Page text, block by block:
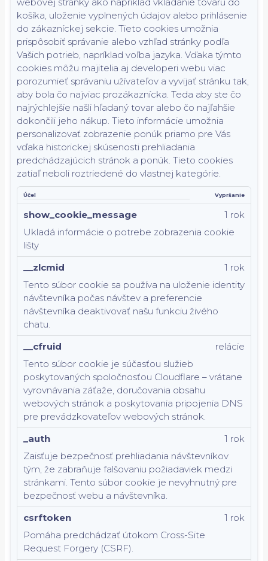
košíka, uloženie vyplnených údajov alebo prihlásenie
do zákazníckej sekcie. Tieto cookies umožnia
prispôsobiť správanie alebo vzhľad stránky podľa
Vašich potrieb, napríklad voľba jazyka. Vďaka týmto
cookies môžu majitelia aj developeri webu viac
porozumieť správaniu užívateľov a vyvijať stránku tak,
aby bola čo najviac prozákaznícka. Teda aby ste čo
najrýchlejšie našli hľadaný tovar alebo čo najľahšie
dokončili jeho nákup. Tieto informácie umožnia
personalizovať zobrazenie ponúk priamo pre Vás
vďaka historickej skúsenosti prehliadania
predchádzajúcich stránok a ponúk. Tieto cookies
zatiaľ neboli roztriedené do vlastnej kategórie.
Účel Vypršanie
show_cookie_message
Ukladá informácie o potrebe zobrazenia cookie
lišty
1 rok
__zlcmid
Tento súbor cookie sa používa na uloženie identity
návštevníka počas návštev a preferencie
návštevníka deaktivovať našu funkciu živého
chatu.
1 rok
__cfruid
Tento súbor cookie je súčasťou služieb
poskytovaných spoločnosťou Cloudflare – vrátane
vyrovnávania záťaže, doručovania obsahu
webových stránok a poskytovania pripojenia DNS
pre prevádzkovateľov webových stránok.
relácie
_auth
Zaisťuje bezpečnosť prehliadania návštevníkov
tým, že zabraňuje falšovaniu požiadaviek medzi
stránkami. Tento súbor cookie je nevyhnutný pre
bezpečnosť webu a návštevníka.
1 rok
csrftoken
Pomáha predchádzať útokom Cross-Site
Request Forgery (CSRF).
1 rok